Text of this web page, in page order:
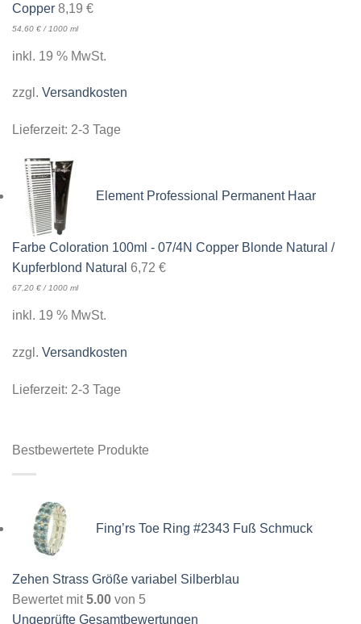
Copper 8,19 €
54,60 € / 1000 ml
inkl. 19 % MwSt.
zzgl. Versandkosten
Lieferzeit: 2-3 Tage
Element Professional Permanent Haar
Farbe Coloration 100ml - 07/4N Copper Blonde Natural /
Kupferblond Natural 6,72 €
67,20 € / 1000 ml
inkl. 19 % MwSt.
zzgl. Versandkosten
Lieferzeit: 2-3 Tage
Bestbewertete Produkte
Fing’rs Toe Ring #2343 Fuß Schmuck
Zehen Strass Größe variabel Silberblau
Bewertet mit5.00 von 5
Ungeprüfte Gesamtbewertungen